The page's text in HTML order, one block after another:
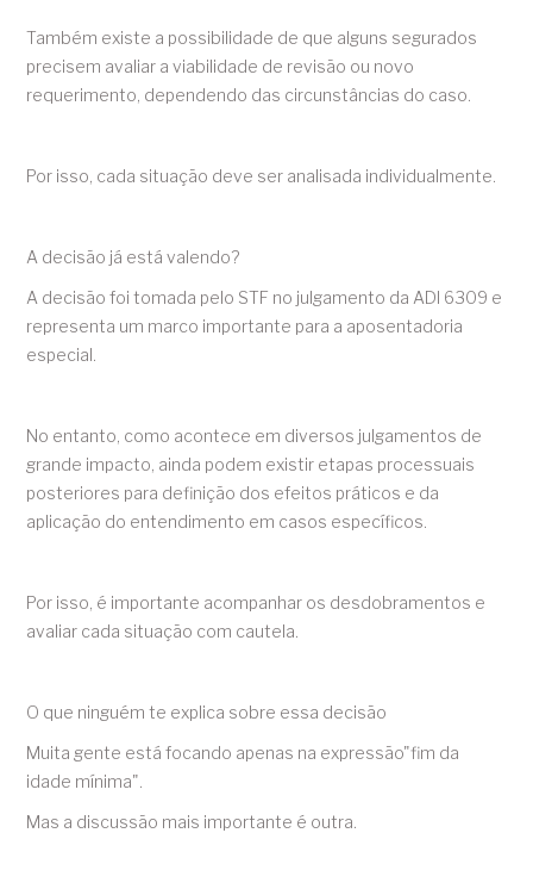
Também existe a possibilidade de que alguns segurados
precisem avaliar a viabilidade de revisão ou novo
requerimento, dependendo das circunstâncias do caso.
Por isso, cada situação deve ser analisada individualmente.
A decisão já está valendo?
A decisão foi tomada pelo STF no julgamento da ADI 6309 e
representa um marco importante para a aposentadoria
especial.
No entanto, como acontece em diversos julgamentos de
grande impacto, ainda podem existir etapas processuais
posteriores para definição dos efeitos práticos e da
aplicação do entendimento em casos específicos.
Por isso, é importante acompanhar os desdobramentos e
avaliar cada situação com cautela.
O que ninguém te explica sobre essa decisão
Muita gente está focando apenas na expressão"fim da
idade mínima".
Mas a discussão mais importante é outra.